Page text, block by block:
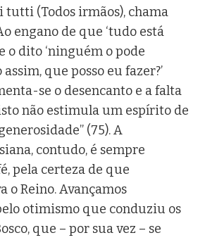
tutti (Todos irmãos), chama
engano de que ‘tudo está
o dito ‘ninguém o pode
que posso eu fazer?’
se o desencanto e a falta
não estimula um espírito de
(75). A
contudo, é sempre
pela certeza de que
o Reino. Avançamos
otimismo que conduziu os
que – por sua vez – se